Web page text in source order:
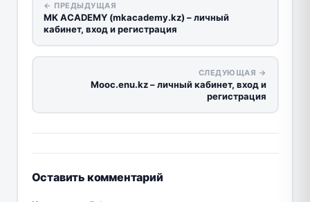
← ПРЕДЫДУЩАЯ
MK ACADEMY (mkacademy.kz) – личный
кабинет, вход и регистрация
СЛЕДУЮЩАЯ →
Mooc.enu.kz – личный кабинет, вход и
регистрация
Оставить комментарий